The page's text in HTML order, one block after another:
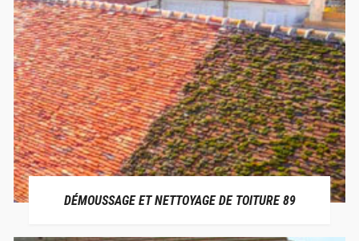
DÉMOUSSAGE ET NETTOYAGE DE TOITURE 89